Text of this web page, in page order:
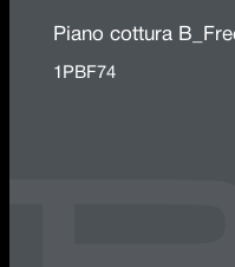
Piano cottura
1PBF74